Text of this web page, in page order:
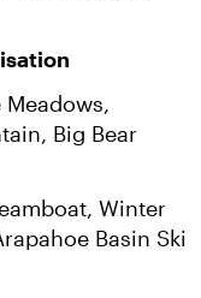
Big Bear
Winter
Basin Ski